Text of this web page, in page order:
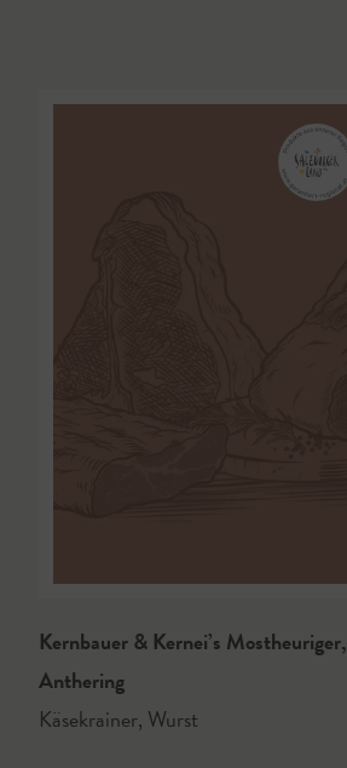
Kernbauer & Kernei’s Mostheuriger,
Anthering
Käsekrainer, Wurst